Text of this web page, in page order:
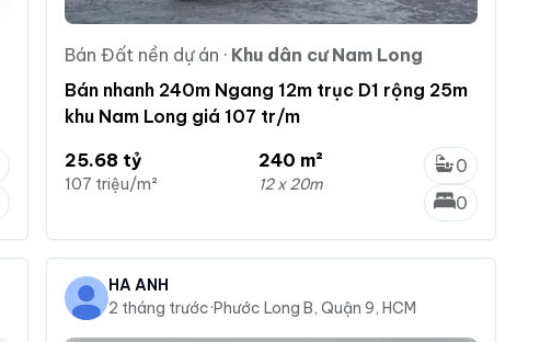
Bán Đất nền dự án · Khu dân cư Nam Long
Bán nhanh 240m Ngang 12m trục D1 rộng 25m
khu Nam Long giá 107 tr/m
25.68 tỷ
107 triệu/m²
240 m²
12 x 20m
0
0
HÀ ÁNH
2 tháng trước·Phước Long B, Quận 9, HCM